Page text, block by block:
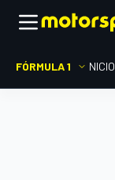
FÓRMULA 1 INICIO